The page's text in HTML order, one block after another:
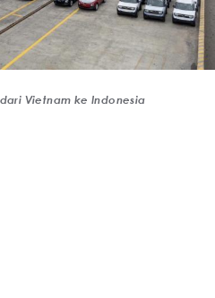
Vietnam ke Indonesia